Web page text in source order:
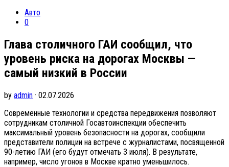
Авто
0
Глава столичного ГАИ сообщил, что
уровень риска на дорогах Москвы —
самый низкий в России
by admin · 02.07.2026
Современные технологии и средства передвижения позволяют
сотрудникам столичной Госавтоинспекции обеспечить
максимальный уровень безопасности на дорогах, сообщили
представители полиции на встрече с журналистами, посвященной
90-летию ГАИ (его будут отмечать 3 июля). В результате,
например, число угонов в Москве кратно уменьшилось.